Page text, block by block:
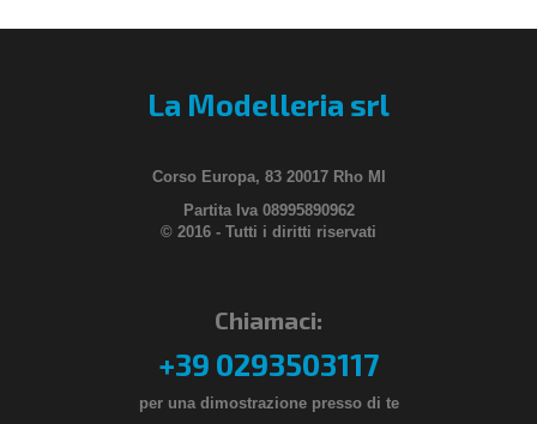
La Modelleria srl
Corso Europa, 83 20017 Rho MI
Partita Iva 08995890962
© 2016 - Tutti i diritti riservati
Chiamaci:
+39 0293503117
per una dimostrazione presso di te